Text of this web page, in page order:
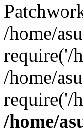
/home/
require('/
/home/
require('/
/home/